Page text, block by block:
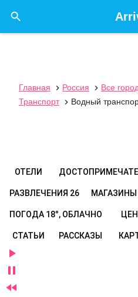

Главная  Россия  Все
Транспорт
 Водный
ОТЕЛИ
РАЗВЛЕЧЕНИЯ 26 МАГАЗИНЫ
ПОГОДА 18°, ОБЛАЧНО
СТАТЬИ РАССКАЗЫ


